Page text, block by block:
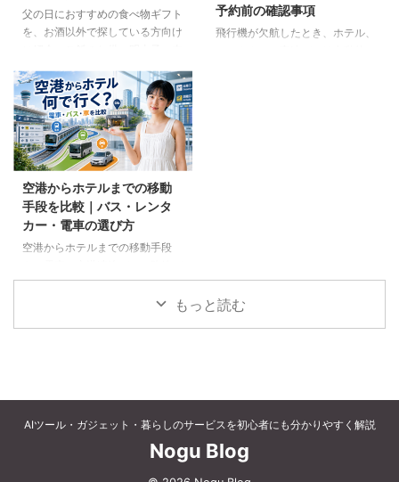
父の日におすすめの食べ物ギフト
を、お酒以外で探している方向け
など、父の好みに合わせた選び方
と注意点を解説します。
予約前の確認事項
飛行機が欠航したとき、ホテル、
空港からホテルまでの移動
手段を比較｜バス・レンタ
カー・電車の選び方
空港からホテルまでの移動手段
ス、タクシー、レンタカーで比較
します。料金、荷物、人数、到着もっと読む
AIツール・ガジェット・暮らしのサービスを初心者にも分かりやすく解説
Nogu Blog